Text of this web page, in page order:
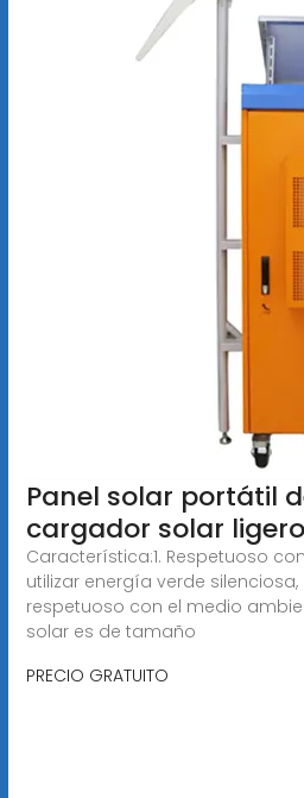
Panel solar portátil
cargador solar
Característica:1. Respetuoso
utilizar energía verde
respetuoso con el medio
solar es de tamaño
PRECIO GRATUITO